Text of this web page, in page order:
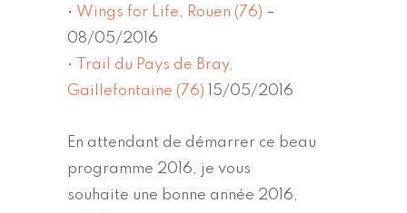
• Wings for Life, Rouen (76) –
08/05/2016
•
Trail du Pays de Bray,
Gaillefontaine (76) 15/05/2016
En attendant de démarrer ce beau
programme 2016, je vous
souhaite une bonne année 2016,